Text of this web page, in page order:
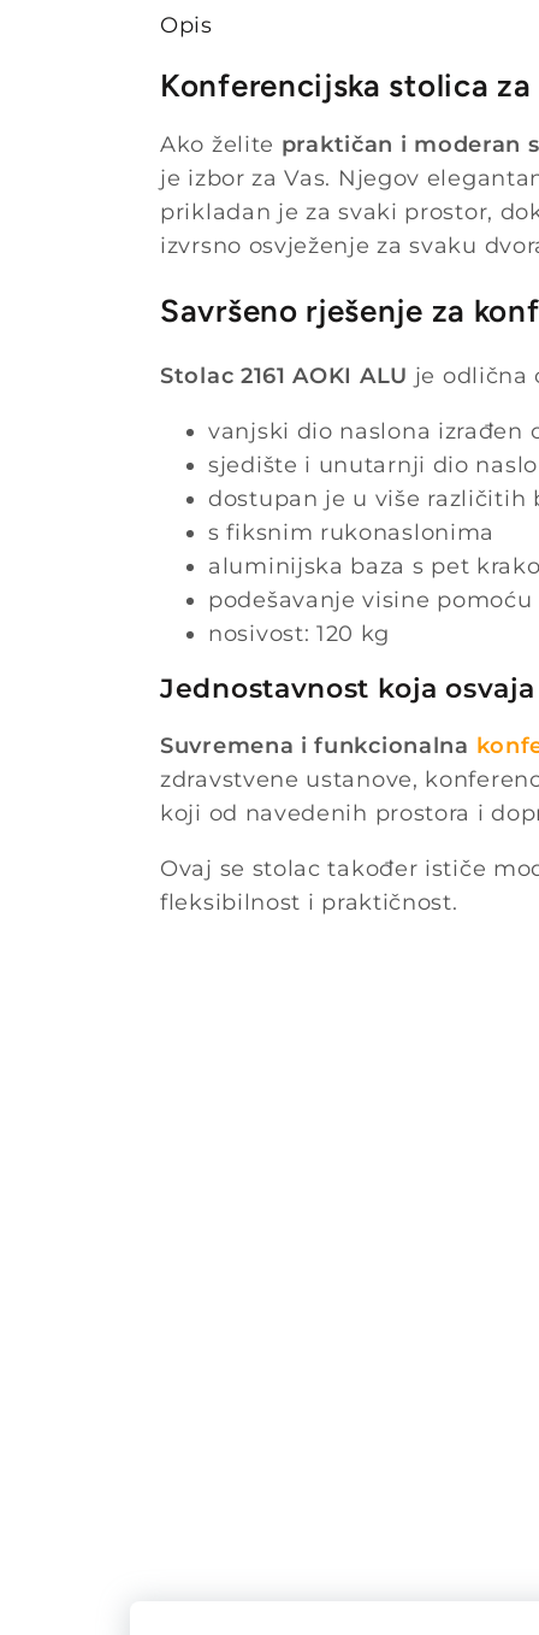
Opis
Konferencijska stolica
Ako želite praktičan i moderan
je izbor za Vas. Njegov
prikladan je za svaki prostor,
izvrsno osvježenje za svaku
Savršeno rješenje za
Stolac 2161 AOKI ALU je odlična
vanjski dio naslona izrađen
sjedište i unutarnji dio
dostupan je u više različitih
s fiksnim rukonaslonima
aluminijska baza s pet
podešavanje visine
nosivost: 120 kg
Jednostavnost koja osvaja
Suvremena i funkcionalna
zdravstvene ustanove,
koji od navedenih prostora i
Ovaj se stolac također ističe
fleksibilnost i praktičnost.